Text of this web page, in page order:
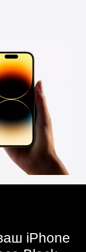
iPhone